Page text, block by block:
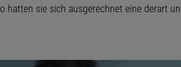
hatten sie sich ausgerechnet eine derart